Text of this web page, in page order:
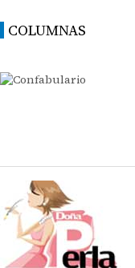
COLUMNAS